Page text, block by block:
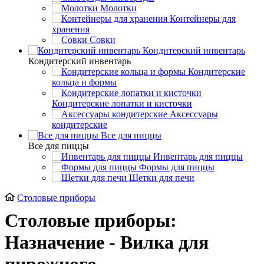
Молотки
Контейнеры для
хранения
Совки
Кондитерский инвентарь
Кондитерский инвентарь
Кондитерские
кольца и формы
Кондитерские лопатки и кисточки
Аксессуары
кондитерские
Все для пиццы
Все для пиццы
Инвентарь для пиццы
Формы для пиццы
Щетки для печи
Cтоловые приборы
Cтоловые приборы:
Назначение - Вилка для